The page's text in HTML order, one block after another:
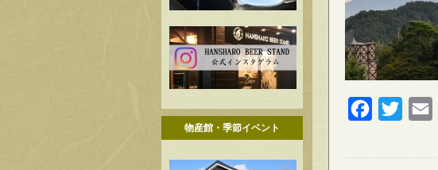
物産館・季節イベント
FacebookTwitter